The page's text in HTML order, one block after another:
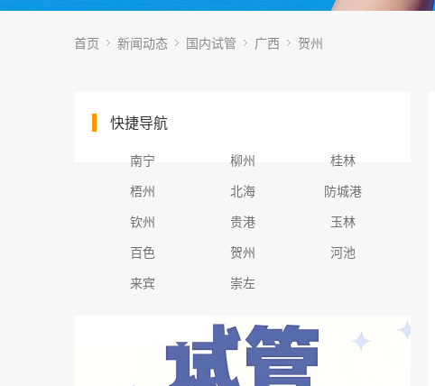
首页 新闻动态 国内试管 广西 贺州
快捷导航
南宁 柳州
桂林
梧州
北海
防城港
钦州
贵港
玉林
百色
贺州
河池
来宾
崇左